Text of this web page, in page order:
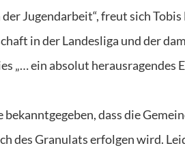
Jugendarbeit“, freut sich
in der Landesliga und der
„… ein absolut herausragendes
dass die
des Granulats erfolgen wird.